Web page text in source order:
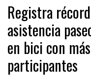
Registra
asistencia
en bici con
participantes